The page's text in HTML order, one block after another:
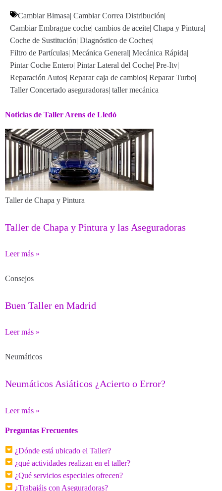
Cambiar Bimasa| Cambiar Correa Distribución|
Cambiar Embrague coche| cambios de aceite| Chapa y Pintura|
Coche de Sustitución| Diagnóstico de Coches|
Filtro de Partículas| Mecánica General| Mecánica Rápida|
Pintar Coche Entero| Pintar Lateral del Coche| Pre-Itv|
Reparación Autos| Reparar caja de cambios| Reparar Turbo|
Taller Concertado aseguradoras| taller mecánica
Noticias de Taller Arens de Lledó
Taller de Chapa y Pintura
Taller de Chapa y Pintura y las Aseguradoras
Leer más »
Consejos
Buen Taller en Madrid
Leer más »
Neumáticos
Neumáticos Asiáticos ¿Acierto o Error?
Leer más »
Preguntas Frecuentes
¿Dónde está ubicado el Taller?
¿qué actividades realizan en el taller?
¿Qué servicios especiales ofrecen?
¿Trabajáis con Aseguradoras?